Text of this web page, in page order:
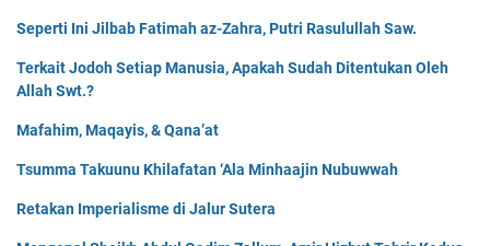
Seperti Ini Jilbab Fatimah az-Zahra, Putri Rasulullah Saw.
Terkait Jodoh Setiap Manusia, Apakah Sudah Ditentukan Oleh
Allah Swt.?
Mafahim, Maqayis, & Qana’at
Tsumma Takuunu Khilafatan ‘Ala Minhaajin Nubuwwah
Retakan Imperialisme di Jalur Sutera